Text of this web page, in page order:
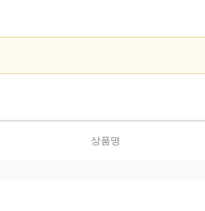
상품명